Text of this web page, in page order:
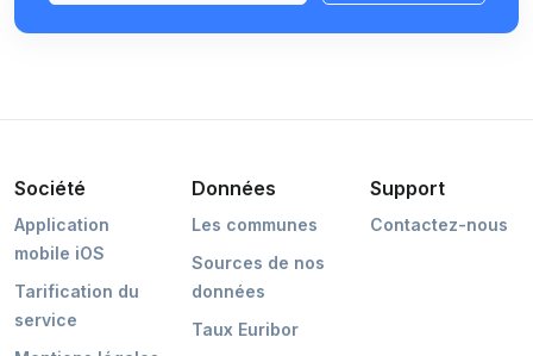
Société
Application
mobile iOS
Tarification du
service
Données
Les communes
Sources de nos
données
Taux Euribor
Support
Contactez-nous